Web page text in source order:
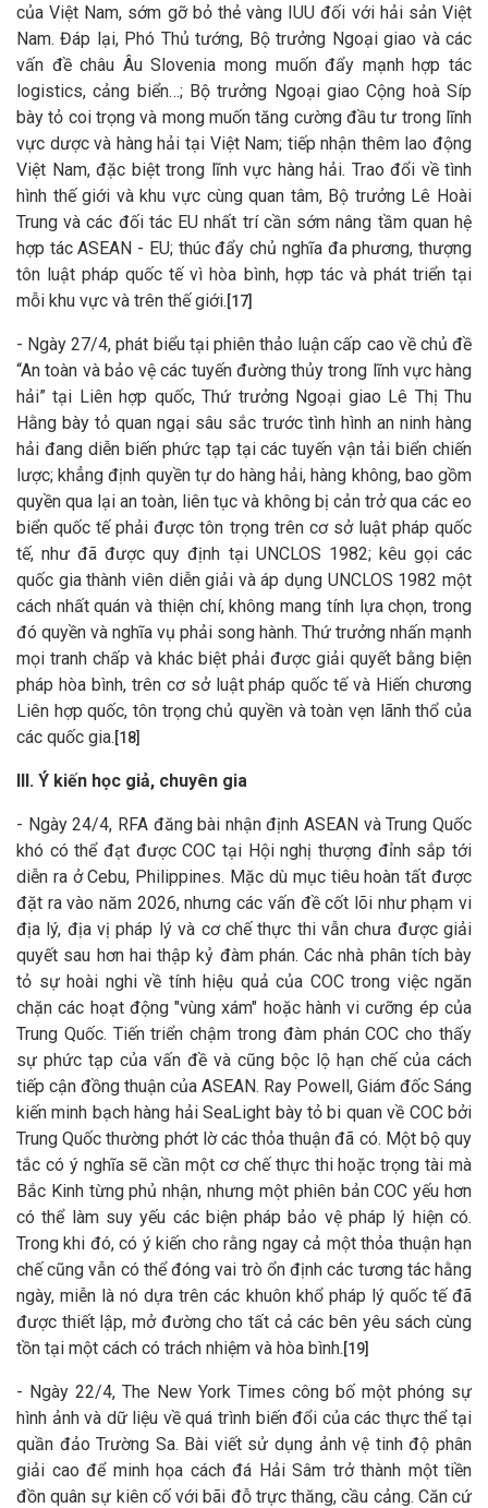
của Việt Nam, sớm gỡ bỏ thẻ vàng IUU đối với hải sản Việt
Nam. Đáp lại, Phó Thủ tướng, Bộ trưởng Ngoại giao và các
vấn đề châu Âu Slovenia mong muốn đẩy mạnh hợp tác
logistics, cảng biển…; Bộ trưởng Ngoại giao Cộng hoà Síp
bày tỏ coi trọng và mong muốn tăng cường đầu tư trong lĩnh
vực dược và hàng hải tại Việt Nam; tiếp nhận thêm lao động
Việt Nam, đặc biệt trong lĩnh vực hàng hải. Trao đổi về tình
hình thế giới và khu vực cùng quan tâm, Bộ trưởng Lê Hoài
Trung và các đối tác EU nhất trí cần sớm nâng tầm quan hệ
hợp tác ASEAN - EU; thúc đẩy chủ nghĩa đa phương, thượng
tôn luật pháp quốc tế vì hòa bình, hợp tác và phát triển tại
mỗi khu vực và trên thế giới.[17]
- Ngày 27/4, phát biểu tại phiên thảo luận cấp cao về chủ đề
“An toàn và bảo vệ các tuyến đường thủy trong lĩnh vực hàng
hải” tại Liên hợp quốc, Thứ trưởng Ngoại giao Lê Thị Thu
Hằng bày tỏ quan ngại sâu sắc trước tình hình an ninh hàng
hải đang diễn biến phức tạp tại các tuyến vận tải biển chiến
lược; khẳng định quyền tự do hàng hải, hàng không, bao gồm
quyền qua lại an toàn, liên tục và không bị cản trở qua các eo
biển quốc tế phải được tôn trọng trên cơ sở luật pháp quốc
tế, như đã được quy định tại UNCLOS 1982; kêu gọi các
quốc gia thành viên diễn giải và áp dụng UNCLOS 1982 một
cách nhất quán và thiện chí, không mang tính lựa chọn, trong
đó quyền và nghĩa vụ phải song hành. Thứ trưởng nhấn mạnh
mọi tranh chấp và khác biệt phải được giải quyết bằng biện
pháp hòa bình, trên cơ sở luật pháp quốc tế và Hiến chương
Liên hợp quốc, tôn trọng chủ quyền và toàn vẹn lãnh thổ của
các quốc gia.[18]
III. Ý kiến học giả, chuyên gia
- Ngày 24/4, RFA đăng bài nhận định ASEAN và Trung Quốc
khó có thể đạt được COC tại Hội nghị thượng đỉnh sắp tới
diễn ra ở Cebu, Philippines. Mặc dù mục tiêu hoàn tất được
đặt ra vào năm 2026, nhưng các vấn đề cốt lõi như phạm vi
địa lý, địa vị pháp lý và cơ chế thực thi vẫn chưa được giải
quyết sau hơn hai thập kỷ đàm phán. Các nhà phân tích bày
tỏ sự hoài nghi về tính hiệu quả của COC trong việc ngăn
chặn các hoạt động "vùng xám" hoặc hành vi cưỡng ép của
Trung Quốc. Tiến triển chậm trong đàm phán COC cho thấy
sự phức tạp của vấn đề và cũng bộc lộ hạn chế của cách
tiếp cận đồng thuận của ASEAN. Ray Powell, Giám đốc Sáng
kiến minh bạch hàng hải SeaLight bày tỏ bi quan về COC bởi
Trung Quốc thường phớt lờ các thỏa thuận đã có. Một bộ quy
tắc có ý nghĩa sẽ cần một cơ chế thực thi hoặc trọng tài mà
Bắc Kinh từng phủ nhận, nhưng một phiên bản COC yếu hơn
có thể làm suy yếu các biện pháp bảo vệ pháp lý hiện có.
Trong khi đó, có ý kiến cho rằng ngay cả một thỏa thuận hạn
chế cũng vẫn có thể đóng vai trò ổn định các tương tác hằng
ngày, miễn là nó dựa trên các khuôn khổ pháp lý quốc tế đã
được thiết lập, mở đường cho tất cả các bên yêu sách cùng
tồn tại một cách có trách nhiệm và hòa bình.[19]
- Ngày 22/4, The New York Times công bố một phóng sự
hình ảnh và dữ liệu về quá trình biến đổi của các thực thể tại
quần đảo Trường Sa. Bài viết sử dụng ảnh vệ tinh độ phân
giải cao để minh họa cách đá Hải Sâm trở thành một tiền
đồn quân sự kiên cố với bãi đỗ trực thăng, cầu cảng. Căn cứ